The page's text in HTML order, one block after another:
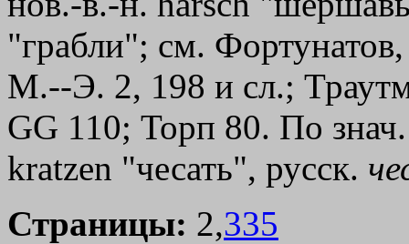
"грабли"; см.
М.--Э. 2, 198 и сл.;
GG 110; Торп 80. По
kratzen "чесать", русск.
Страницы: 2,335